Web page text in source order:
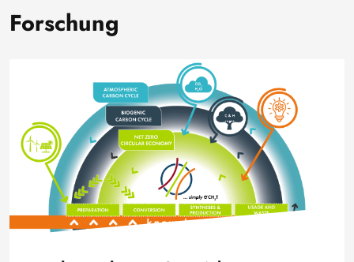
Forschung